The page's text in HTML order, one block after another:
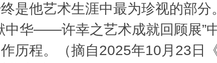
是他艺术生涯中最为珍视的部分
中华——许幸之艺术成就回顾展”
历程。（摘自2025年10月23日